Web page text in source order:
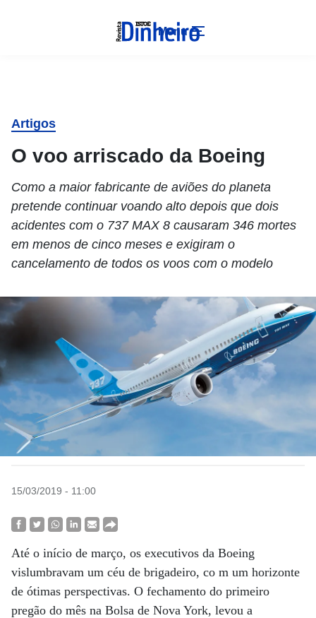
Menu
Artigos
O voo arriscado da Boeing
Como a maior fabricante de aviões do planeta
pretende continuar voando alto depois que dois
acidentes com o 737 MAX 8 causaram 346 mortes
em menos de cinco meses e exigiram o
cancelamento de todos os voos com o modelo
15/03/2019 - 11:00
Até o início de março, os executivos da Boeing
vislumbravam um céu de brigadeiro, co m um horizonte
de ótimas perspectivas. O fechamento do primeiro
pregão do mês na Bolsa de Nova York, levou a